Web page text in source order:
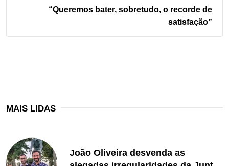
“Queremos bater, sobretudo, o recorde de
satisfação”
MAIS LIDAS
João Oliveira desvenda as